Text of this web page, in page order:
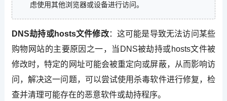
虑使用其他浏览器或设备进行访问。
DNS劫持或hosts文件修改：这可能是导致无法访问某些
购物网站的主要原因之一，当DNS被劫持或hosts文件被
修改时，特定的网址可能会被重定向或屏蔽，从而影响访
问，解决这一问题，可以尝试使用杀毒软件进行修复，检
查并清理可能存在的恶意软件或劫持程序。